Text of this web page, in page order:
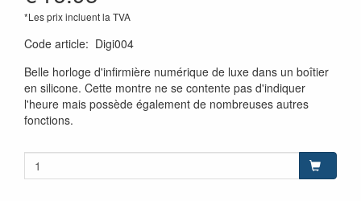
*Les prix incluent la TVA
Code article: Digi004
Belle horloge d'infirmière numérique de luxe dans un boîtier
en silicone. Cette montre ne se contente pas d'indiquer
l'heure mais possède également de nombreuses autres
fonctions.